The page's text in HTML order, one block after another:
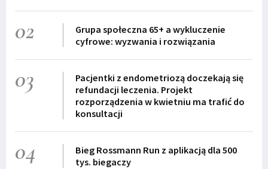
02
Grupa społeczna 65+ a wykluczenie
cyfrowe: wyzwania i rozwiązania
03
Pacjentki z endometriozą doczekają się
refundacji leczenia. Projekt
rozporządzenia w kwietniu ma trafić do
konsultacji
04
Bieg Rossmann Run z aplikacją dla 500
tys. biegaczy